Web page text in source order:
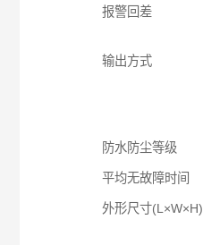
报警回差
输出方式
防水防尘等级
平均无故障时间
外形尺寸(L×W×H)